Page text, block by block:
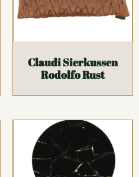
Claudi Sierkussen
Rodolfo Rust